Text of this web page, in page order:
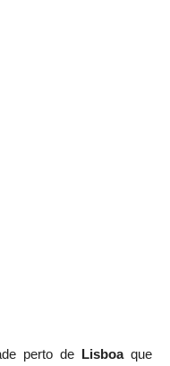
perto de Lisboaque